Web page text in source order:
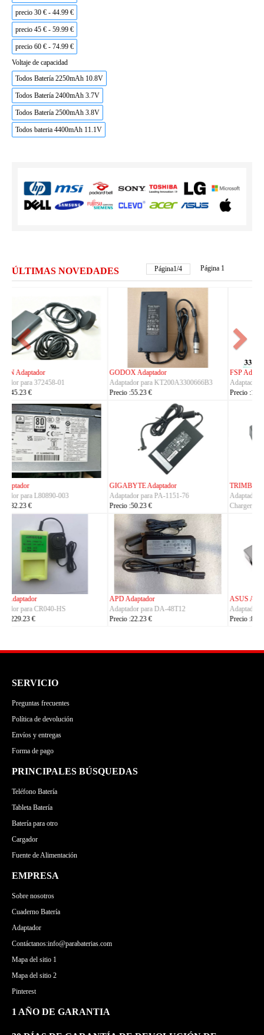
precio 30 € - 44.99 €
precio 45 € - 59.99 €
precio 60 € - 74.99 €
Voltaje de capacidad
Todos Batería 2250mAh 10.8V
Todos Batería 2400mAh 3.7V
Todos Batería 2500mAh 3.8V
Todos bateria 4400mAh 11.1V
ÚLTIMAS NOVEDADES Página2/4 Página 1
FSP Adaptador
Adaptador para FSP330-ACAU3
Precio :164.23 €
HUAWEI Adaptador
Adaptador para S190126D1D
Precio :40.23 €
TRIMBLE Adaptador
Adaptador para
Charger_Dual_Battery_Slot
Precio :149.23 €
ASUS Adaptador
Adaptador para A14-150P1A
Precio :42.23 €
ASUS Adaptador
Adaptador para ADP-380AB_B
Precio :86.23 €
OLYMPUS Adaptador
Adaptador para CH4000
Precio :100.23 €
SERVICIO
Preguntas frecuentes
Política de devolución
Envíos y entregas
Forma de pago
PRINCIPALES BÚSQUEDAS
Teléfono Batería
Tableta Batería
Batería para otro
Cargador
Fuente de Alimentación
EMPRESA
Sobre nosotros
Cuaderno Batería
Adaptador
Contáctanos:info@parabaterias.com
Mapa del sitio 1
Mapa del sitio 2
Pinterest
1 AÑO DE GARANTIA